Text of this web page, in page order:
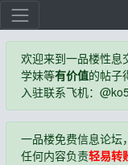
欢迎来到一品楼性息
学妹等有价值的帖子
入驻联系飞机：
一品楼免费信息论坛
任何内容负责轻易转